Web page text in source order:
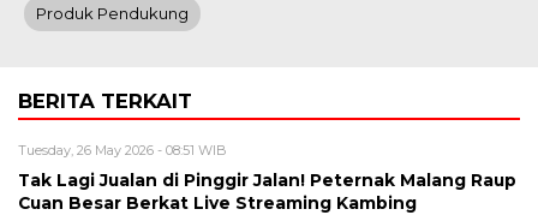
Produk Pendukung
BERITA TERKAIT
Tuesday, 26 May 2026 - 08:51 WIB
Tak Lagi Jualan di Pinggir Jalan! Peternak Malang Raup
Cuan Besar Berkat Live Streaming Kambing